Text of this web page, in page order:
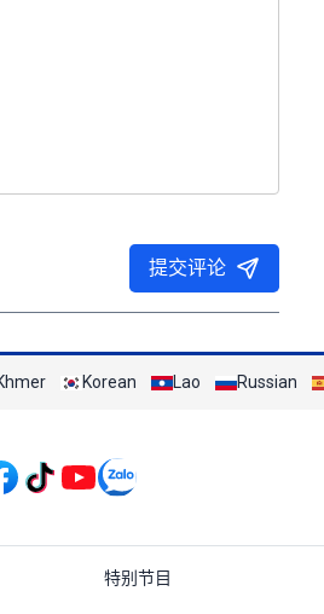
提交评论
Korean Lao Russian
tiếng Trung Quốc
特别节目